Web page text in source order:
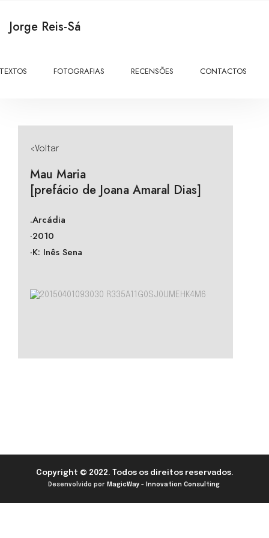
Jorge Reis-Sá
TEXTOS FOTOGRAFIAS RECENSÕES CONTACTOS
<Voltar
Mau Maria
[prefácio de Joana Amaral Dias]
.Arcádia
·2010
·K: Inês Sena
Copyright © 2022. Todos os direitos reservados.
Desenvolvido por MagicWay - Innovation Consulting